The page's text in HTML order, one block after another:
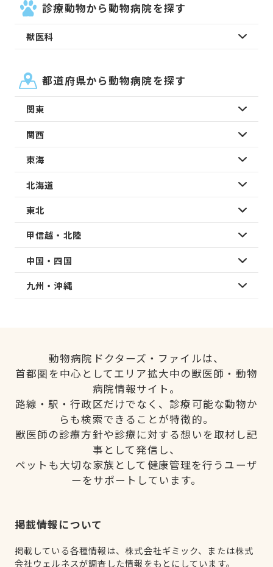
診療動物から動物病院を探す
獣医科
都道府県から動物病院を探す
関東
関西
東海
北海道
東北
甲信越・北陸
中国・四国
九州・沖縄
動物病院ドクターズ・ファイルは、
首都圏を中心としてエリア拡大中の獣医師・動物
病院情報サイト。
路線・駅・行政区だけでなく、診療可能な動物か
らも検索できることが特徴的。
獣医師の診療方針や診療に対する想いを取材し記
事として発信し、
ペットも大切な家族として健康管理を行うユーザ
ーをサポートしています。
掲載情報について
掲載している各種情報は、株式会社ギミック、または株式
会社ウェルネスが調査した情報をもとにしています。